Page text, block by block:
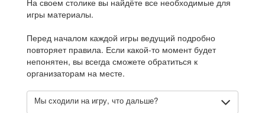
игры материалы.
Перед началом каждой игры ведущий подробно
повторяет правила. Если какой-то момент будет
непонятен, вы всегда сможете обратиться к
организаторам на месте.
Мы сходили на игру, что дальше?